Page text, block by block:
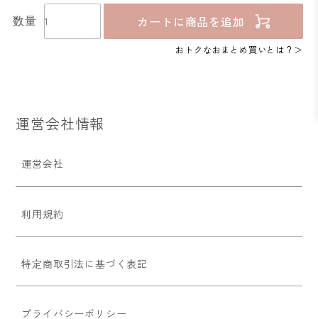
数量 カートに商品を追加
おトクなおまとめ買いとは？
運営会社情報
運営会社
利用規約
特定商取引法に基づく表記
プライバシーポリシー